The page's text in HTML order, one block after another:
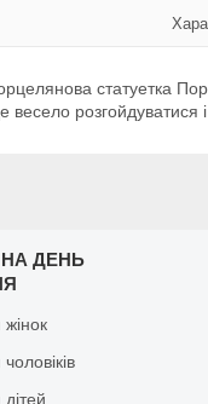
статуетка
розгойдуватися і
ДЕНЬ